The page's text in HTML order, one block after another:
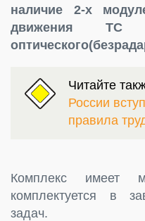
наличие 2-х
движения
Читайте
России
правила
Комплекс имеет
комплектуется в
задач.